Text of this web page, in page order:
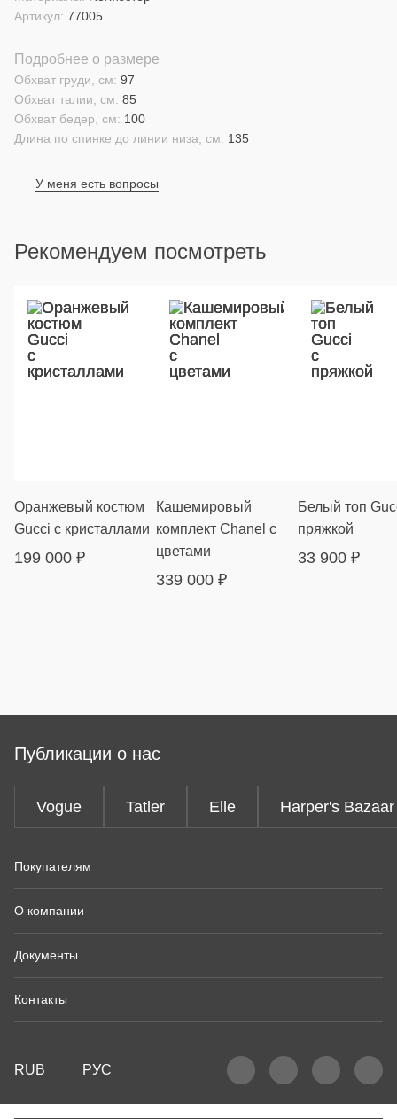
Артикул: 77005
Подробнее о размере
Длина по спинке до линии низа, см: 135
Обхват бедер, см: 100
Обхват талии, см: 85
Обхват груди, см: 97
У меня есть вопросы
Рекомендуем посмотреть
Оранжевый костюм
Gucci с кристаллами
199 000 ₽
Кашемировый
комплект Chanel с
цветами
339 000 ₽
Белый топ
пряжкой
33 900 ₽
Публикации о нас
Vogue Tatler Elle Harper's Bazaar
Покупателям
О компании
Документы
Контакты
RUB РУС